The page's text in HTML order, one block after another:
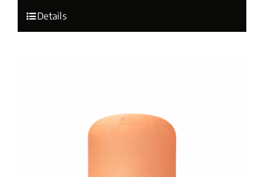
Details